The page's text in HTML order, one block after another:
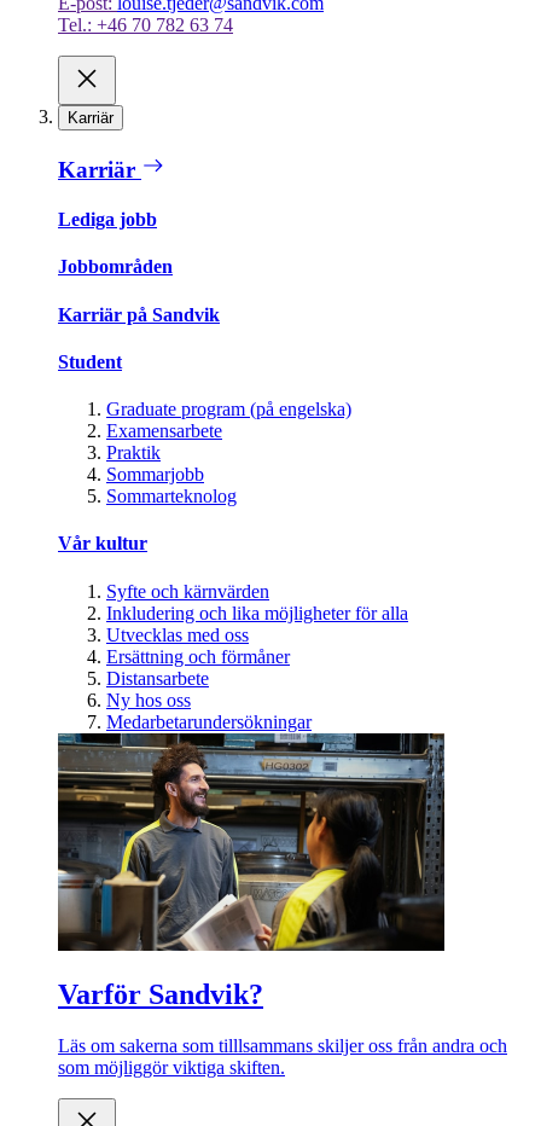
Tel.: +46 70 782 63 74
Karriär
Karriär
Lediga jobb
Jobbområden
Karriär på Sandvik
Student
Graduate program (på engelska)
Examensarbete
Praktik
Sommarjobb
Sommarteknolog
Vår kultur
Syfte och kärnvärden
Inkludering och lika möjligheter för alla
Utvecklas med oss
Ersättning och förmåner
Distansarbete
Ny hos oss
Medarbetarundersökningar
Varför Sandvik?
Läs om sakerna som tilllsammans skiljer oss från andra och
som möjliggör viktiga skiften.